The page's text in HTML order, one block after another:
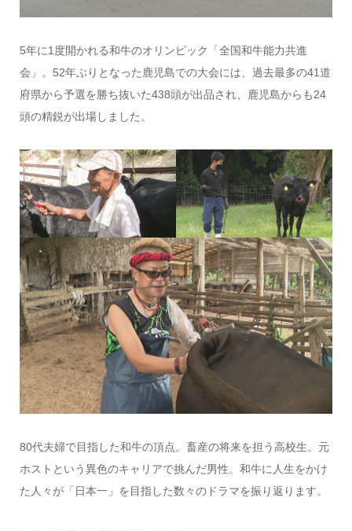
5年に1度開かれる和牛のオリンピック「全国和牛能力共進
会」。52年ぶりとなった鹿児島での大会には、過去最多の41道
府県から予選を勝ち抜いた438頭が出品され、鹿児島からも24
頭の精鋭が出場しました。
80代夫婦で目指した和牛の頂点。畜産の将来を担う高校生。元
ホストという異色のキャリアで挑んだ男性。和牛に人生をかけ
た人々が「日本一」を目指した数々のドラマを振り返ります。